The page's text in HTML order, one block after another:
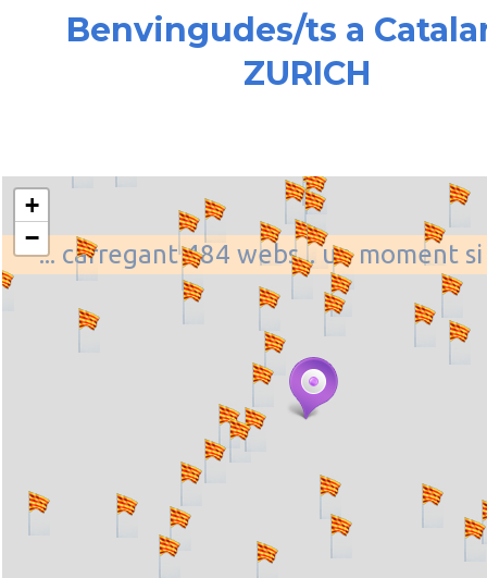
Benvingudes/ts a
ZURICH
... carregant 484 webs... un moment
+
−